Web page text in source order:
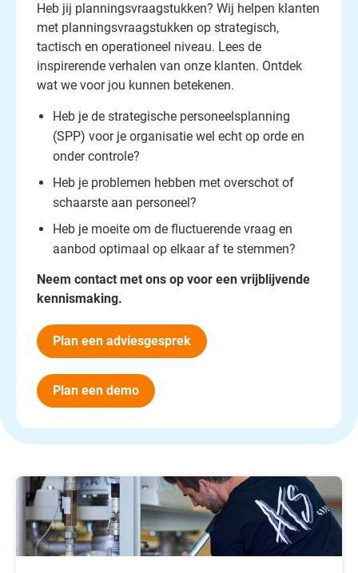
Heb jij planningsvraagstukken? Wij helpen klanten
met planningsvraagstukken op strategisch,
tactisch en operationeel niveau. Lees de
inspirerende verhalen van onze klanten. Ontdek
wat we voor jou kunnen betekenen.
Heb je de strategische personeelsplanning
(SPP) voor je organisatie wel echt op orde en
onder controle?
Heb je problemen hebben met overschot of
schaarste aan personeel?
Heb je moeite om de fluctuerende vraag en
aanbod optimaal op elkaar af te stemmen?
Neem contact met ons op voor een vrijblijvende
kennismaking.
Plan een adviesgesprek
Plan een demo